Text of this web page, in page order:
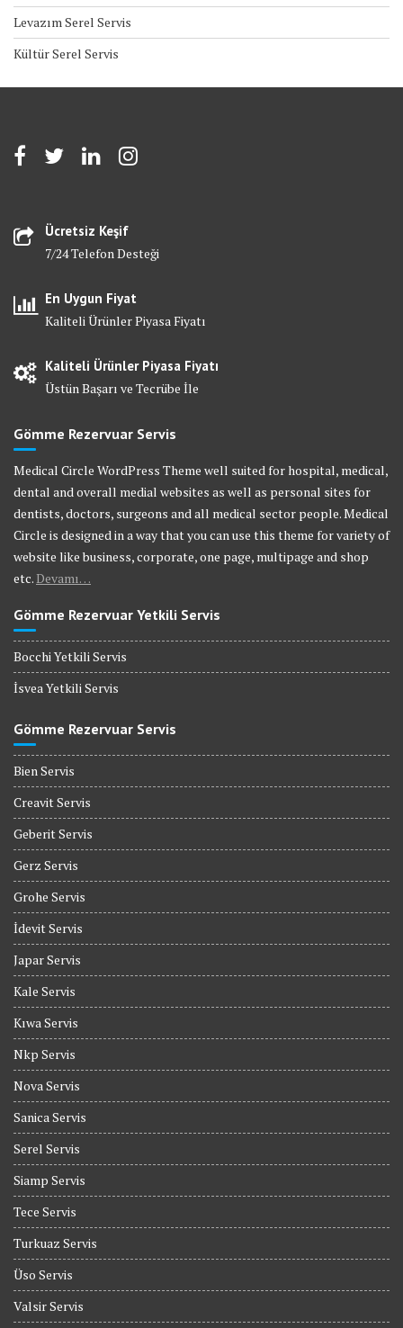
Levazım Serel Servis
Kültür Serel Servis
Ücretsiz Keşif
7/24 Telefon Desteği
En Uygun Fiyat
Kaliteli Ürünler Piyasa Fiyatı
Kaliteli Ürünler Piyasa Fiyatı
Üstün Başarı ve Tecrübe İle
Gömme Rezervuar Servis
Medical Circle WordPress Theme well suited for hospital, medical,
dental and overall medial websites as well as personal sites for
dentists, doctors, surgeons and all medical sector people. Medical
Circle is designed in a way that you can use this theme for variety of
website like business, corporate, one page, multipage and shop
etc. Devamı…
Gömme Rezervuar Yetkili Servis
Bocchi Yetkili Servis
İsvea Yetkili Servis
Gömme Rezervuar Servis
Bien Servis
Creavit Servis
Geberit Servis
Gerz Servis
Grohe Servis
İdevit Servis
Japar Servis
Kale Servis
Kıwa Servis
Nkp Servis
Nova Servis
Sanica Servis
Serel Servis
Siamp Servis
Tece Servis
Turkuaz Servis
Üso Servis
Valsir Servis